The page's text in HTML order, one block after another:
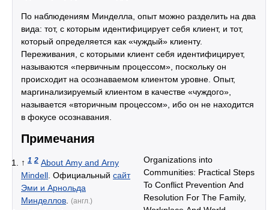
По наблюдениям Минделла, опыт можно разделить на два
вида: тот, с которым идентифицирует себя клиент, и тот,
который определяется как «чуждый» клиенту.
Переживания, с которыми клиент себя идентифицирует,
называются «первичным процессом», поскольку он
происходит на осознаваемом клиентом уровне. Опыт,
маргинализируемый клиентом в качестве «чуждого»,
называется «вторичным процессом», ибо он не находится
в фокусе осознавания.
Примечания
↑ 1 2 About Amy and Arny
Mindell . Официальный сайт
Эми и Арнольда
Минделлов (англ.)
Organizations into
Communities: Practical Steps
To Conflict Prevention And
Resolution For The Family,